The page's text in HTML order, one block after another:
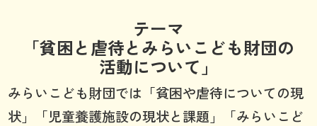
テーマ
「貧困と虐待とみらいこども財団の
活動について」
みらいこども財団では「貧困や虐待についての現
状」「児童養護施設の現状と課題」「みらいこど